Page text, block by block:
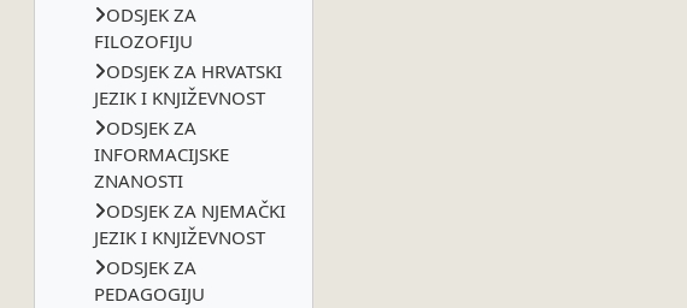
ODSJEK ZA
FILOZOFIJU
ODSJEK ZA HRVATSKI
JEZIK I KNJIŽEVNOST
ODSJEK ZA
INFORMACIJSKE
ZNANOSTI
ODSJEK ZA NJEMAČKI
JEZIK I KNJIŽEVNOST
ODSJEK ZA
PEDAGOGIJU